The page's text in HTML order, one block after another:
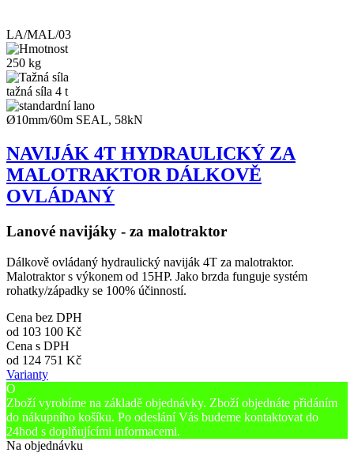
LA/MAL/03
250 kg
tažná síla 4 t
Ø10mm/60m SEAL, 58kN
NAVIJÁK 4T HYDRAULICKÝ ZA
MALOTRAKTOR DÁLKOVĚ
OVLÁDANÝ
Lanové navijáky - za malotraktor
Dálkově ovládaný hydraulický naviják 4T za malotraktor.
Malotraktor s výkonem od 15HP. Jako brzda funguje systém
rohatky/západky se 100% účinností.
Cena bez DPH
od 103 100 Kč
Cena s DPH
od 124 751 Kč
Varianty
O
Zboží vyrobíme na základě objednávky. Zboží objednáte přidáním
do nákupního košíku. Po odeslání Vás budeme kontaktovat do
24hod s doplňujícími informacemi.
Na objednávku